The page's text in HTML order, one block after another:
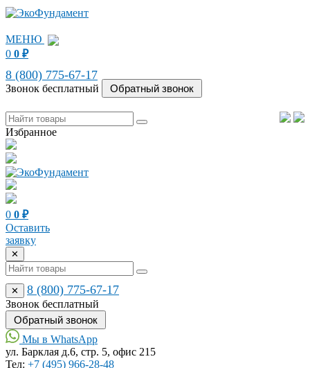
МЕНЮ
0 0 ₽
8 (800) 775-67-17
Звонок бесплатный
Избранное
0 0 ₽
Оставить
заявку
✕
✕ 8 (800) 775-67-17
Звонок бесплатный
Мы в WhatsApp
ул. Барклая д.6, стр. 5, офис 215
Тел: +7 (495) 966-28-48